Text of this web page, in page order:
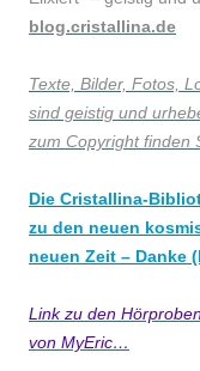
blog.cristallina.de
Texte, Bilder, Fotos,
sind geistig und
zum Copyright finden
Die Cristallina-
zu den neuen
neuen Zeit – Danke
Link zu den
von MyEric…